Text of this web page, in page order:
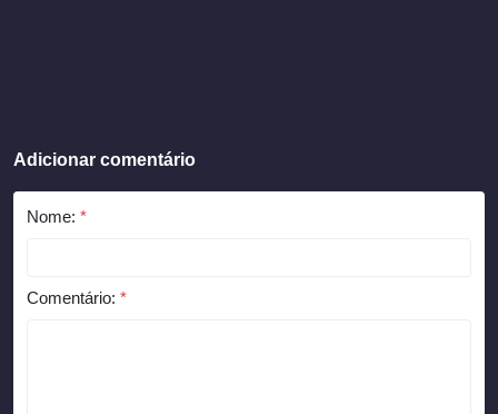
Adicionar comentário
Nome: *
Comentário: *